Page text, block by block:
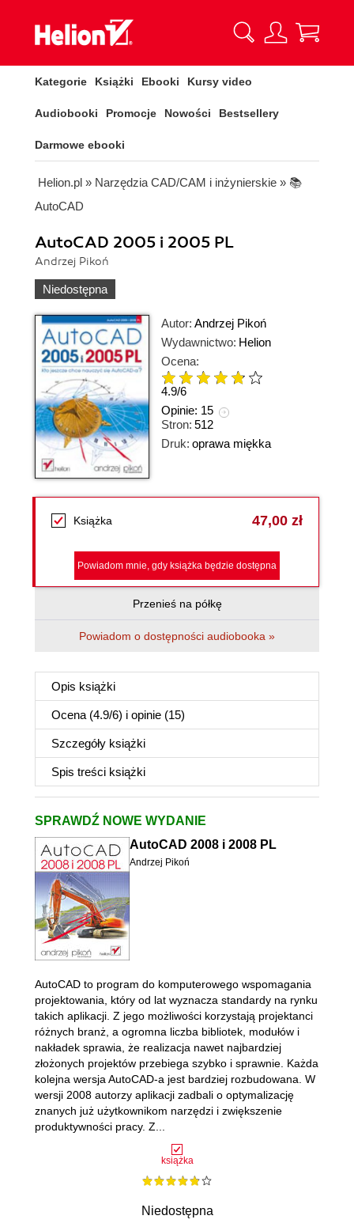
Kategorie Książki Ebooki Kursy video
Audiobooki Promocje Nowości Bestsellery
Darmowe ebooki
Helion.pl » Narzędzia CAD/CAM i inżynierskie » 📚
AutoCAD
AutoCAD 2005 i 2005 PL
Andrzej Pikoń
Niedostępna
Autor: Andrzej Pikoń
Wydawnictwo: Helion
Ocena:
4.9/6
Opinie: 15
Stron: 512
Druk: oprawa miękka
Książka 47,00 zł
Powiadom mnie, gdy książka będzie dostępna
Przenieś na półkę
Powiadom o dostępności audiobooka »
Opis książki
Ocena (4.9/6) i opinie (15)
Szczegóły książki
Spis treści książki
SPRAWDŹ NOWE WYDANIE
AutoCAD 2008 i 2008 PL
Andrzej Pikoń
książka
Niedostępna
AutoCAD to program do komputerowego wspomagania
projektowania, który od lat wyznacza standardy na rynku
takich aplikacji. Z jego możliwości korzystają projektanci
różnych branż, a ogromna liczba bibliotek, modułów i
nakładek sprawia, że realizacja nawet najbardziej
złożonych projektów przebiega szybko i sprawnie. Każda
kolejna wersja AutoCAD-a jest bardziej rozbudowana. W
wersji 2008 autorzy aplikacji zadbali o optymalizację
znanych już użytkownikom narzędzi i zwiększenie
produktywności pracy. Z...